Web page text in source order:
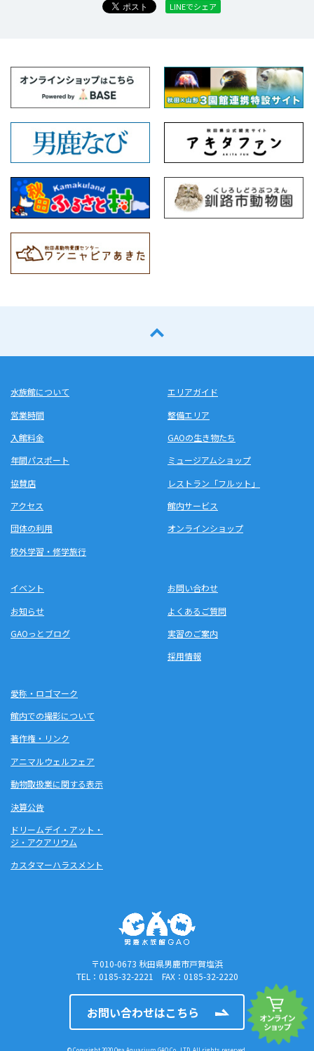
LINEでシェア
水族館について
営業時間
入館料金
年間パスポート
協賛店
アクセス
団体の利用
校外学習・修学旅行
エリアガイド
整備エリア
GAOの生き物たち
ミュージアムショップ
レストラン「フルット」
館内サービス
オンラインショップ
イベント
お知らせ
GAOっとブログ
お問い合わせ
よくあるご質問
実習のご案内
採用情報
愛称・ロゴマーク
館内での撮影について
著作権・リンク
アニマルウェルフェア
動物取扱業に関する表示
決算公告
ドリームデイ・アット・
ジ・アクアリウム
カスタマーハラスメント
〒010-0673 秋田県男鹿市戸賀塩浜
TEL：0185-32-2221 FAX：0185-32-2220
お問い合わせはこちら